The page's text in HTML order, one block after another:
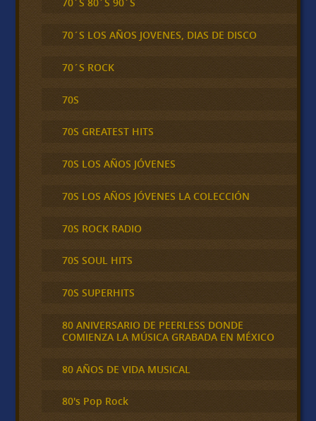
70´S LOS AÑOS JOVENES, DIAS DE DISCO
70´S ROCK
70S
70S GREATEST HITS
70S LOS AÑOS JÓVENES
70S LOS AÑOS JÓVENES LA COLECCIÓN
70S ROCK RADIO
70S SOUL HITS
70S SUPERHITS
80 ANIVERSARIO DE PEERLESS DONDE
COMIENZA LA MÚSICA GRABADA EN MÉXICO
80 AÑOS DE VIDA MUSICAL
80's Pop Rock